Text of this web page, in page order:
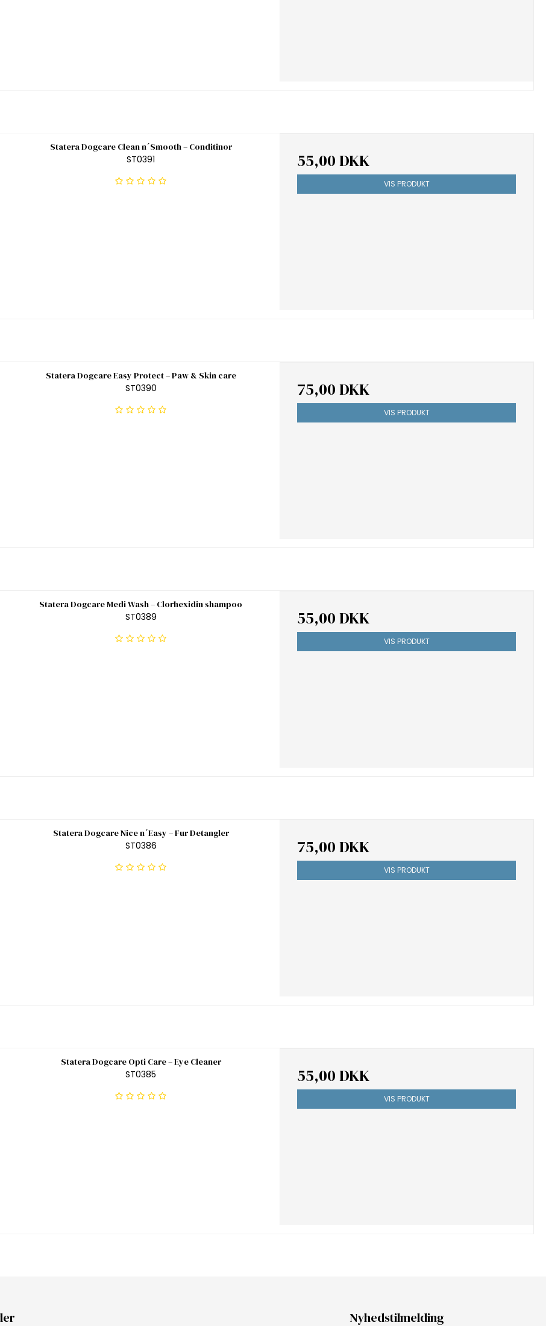
Statera Dogcare Clean n´Smooth – Conditinor
ST0391
55,00 DKK
VIS PRODUKT
Statera Dogcare Easy Protect – Paw & Skin care
ST0390
75,00 DKK
VIS PRODUKT
Statera Dogcare Medi Wash – Clorhexidin shampoo
ST0389
55,00 DKK
VIS PRODUKT
Statera Dogcare Nice n´Easy – Fur Detangler
ST0386
75,00 DKK
VIS PRODUKT
Statera Dogcare Opti Care – Eye Cleaner
ST0385
55,00 DKK
VIS PRODUKT
Nyhedstilmelding